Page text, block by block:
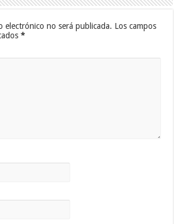
electrónico no será publicada. Los campos
*